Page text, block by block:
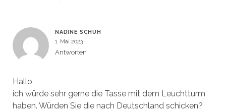
NADINE SCHUH
1. Mai 2023
Antworten
Hallo,
ich würde sehr gerne die Tasse mit dem Leuchtturm
haben. Würden Sie die nach Deutschland schicken?